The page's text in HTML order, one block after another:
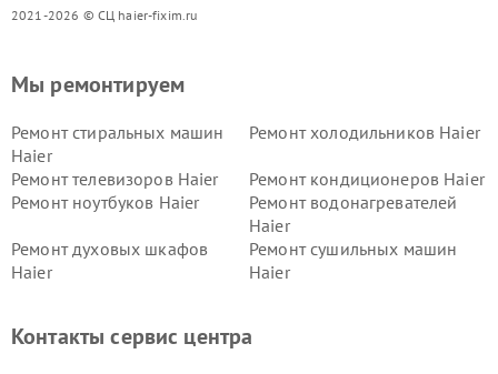
2021-2026 © СЦ haier-fixim.ru
Мы ремонтируем
Ремонт стиральных машин
Haier
Ремонт холодильников Haier
Ремонт телевизоров Haier
Ремонт кондиционеров Haier
Ремонт ноутбуков Haier
Ремонт водонагревателей
Haier
Ремонт духовых шкафов
Haier
Ремонт сушильных машин
Haier
Ремонт роботов-пылесосов
Ремонт посудомоечных
Контакты сервис центра